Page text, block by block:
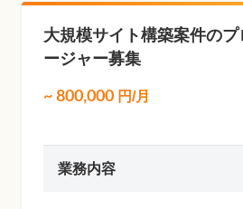
大規模サイト構築案件の
ージャー募集
~ 800,000 円/月
業務内容